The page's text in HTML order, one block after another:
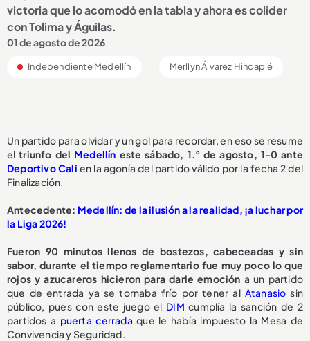
victoria que lo acomodó en la tabla y ahora es colíder
con Tolima y Águilas.
01 de agosto de 2026
Independiente Medellín Merllyn Álvarez Hincapié
Un partido para olvidar y un gol para recordar, en eso se resume
eltriunfo del Medellín este sábado, 1.° de agosto, 1-0 ante
Deportivo Cali en la agonía del partido válido por la fecha 2 del
Finalización.
Antecedente: Medellín: de la ilusión a la realidad, ¡a luchar por
la Liga 2026!
Fueron 90 minutos llenos de bostezos, cabeceadas y sin
sabor, durante el tiempo reglamentario fue muy poco lo que
rojos y azucareros hicieron para darle emoción a un partido
que de entrada ya se tornaba frío por tener al Atanasio sin
público, pues con este juego el DIMcumplía la sanción de 2
partidos a puerta cerrada que le había impuesto la Mesa de
Convivencia y Seguridad.